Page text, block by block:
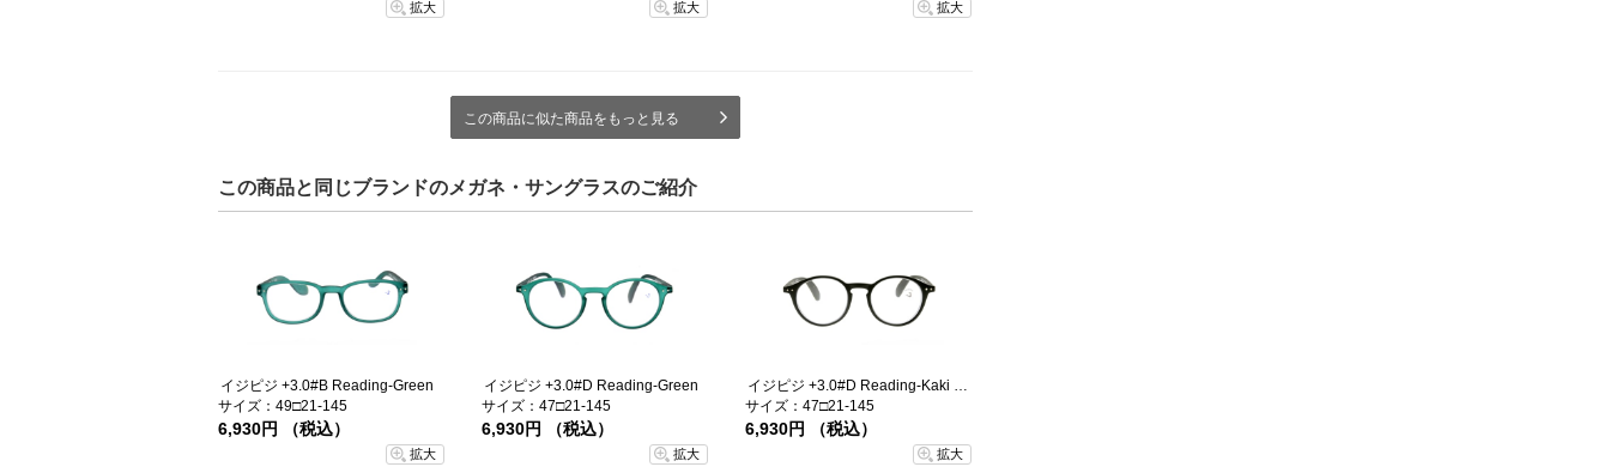
拡大 拡大 拡大
この商品に似た商品をもっと見る
この商品と同じブランドのメガネ・サングラスのご紹介
イジピジ +3.0#B Reading-Green
サイズ：49□21-145
6,930円 （税込）
拡大
イジピジ +3.0#D Reading-Green
サイズ：47□21-145
6,930円 （税込）
拡大
イジピジ +3.0#D Reading-Kaki Green
サイズ：47□21-145
6,930円 （税込）
拡大